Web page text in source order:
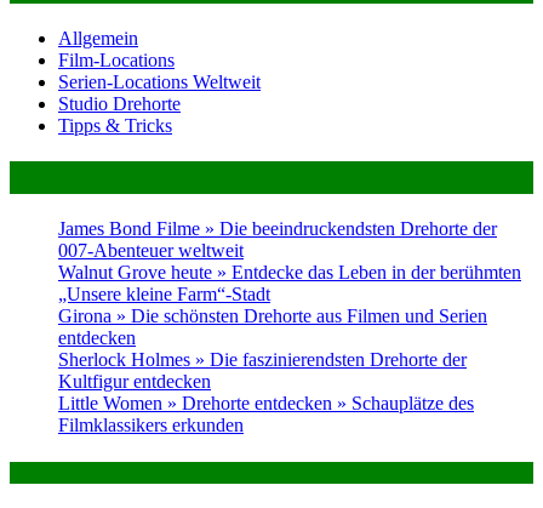
Allgemein
Film-Locations
Serien-Locations Weltweit
Studio Drehorte
Tipps & Tricks
James Bond Filme » Die beeindruckendsten Drehorte der
007-Abenteuer weltweit
Walnut Grove heute » Entdecke das Leben in der berühmten
„Unsere kleine Farm“-Stadt
Girona » Die schönsten Drehorte aus Filmen und Serien
entdecken
Sherlock Holmes » Die faszinierendsten Drehorte der
Kultfigur entdecken
Little Women » Drehorte entdecken » Schauplätze des
Filmklassikers erkunden